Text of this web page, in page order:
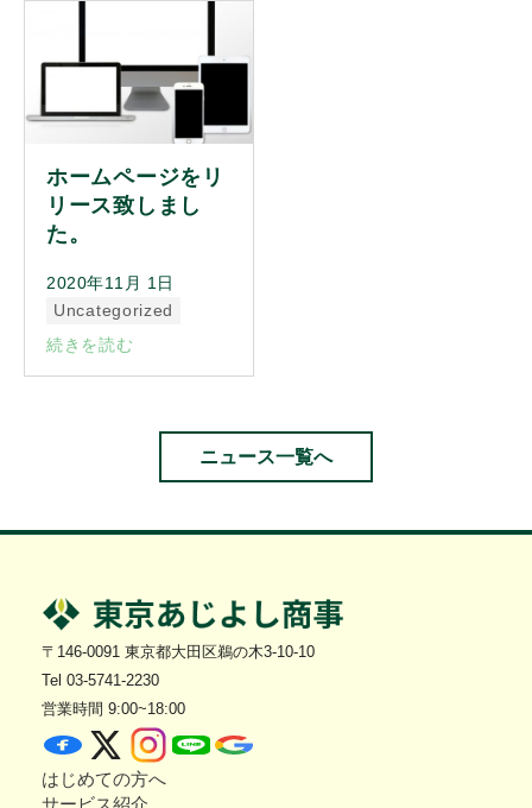
ホームページをリ
リース致しまし
た。
2020年11月 1日
Uncategorized
続きを読む
ニュース一覧へ
〒146-0091 東京都大田区鵜の木3-10-10
Tel 03-5741-2230
営業時間 9:00~18:00
はじめての方へ